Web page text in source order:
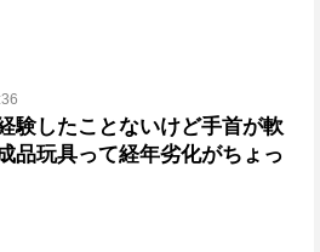
験したことないけど手首が軟
品玩具って経年劣化がちょっ